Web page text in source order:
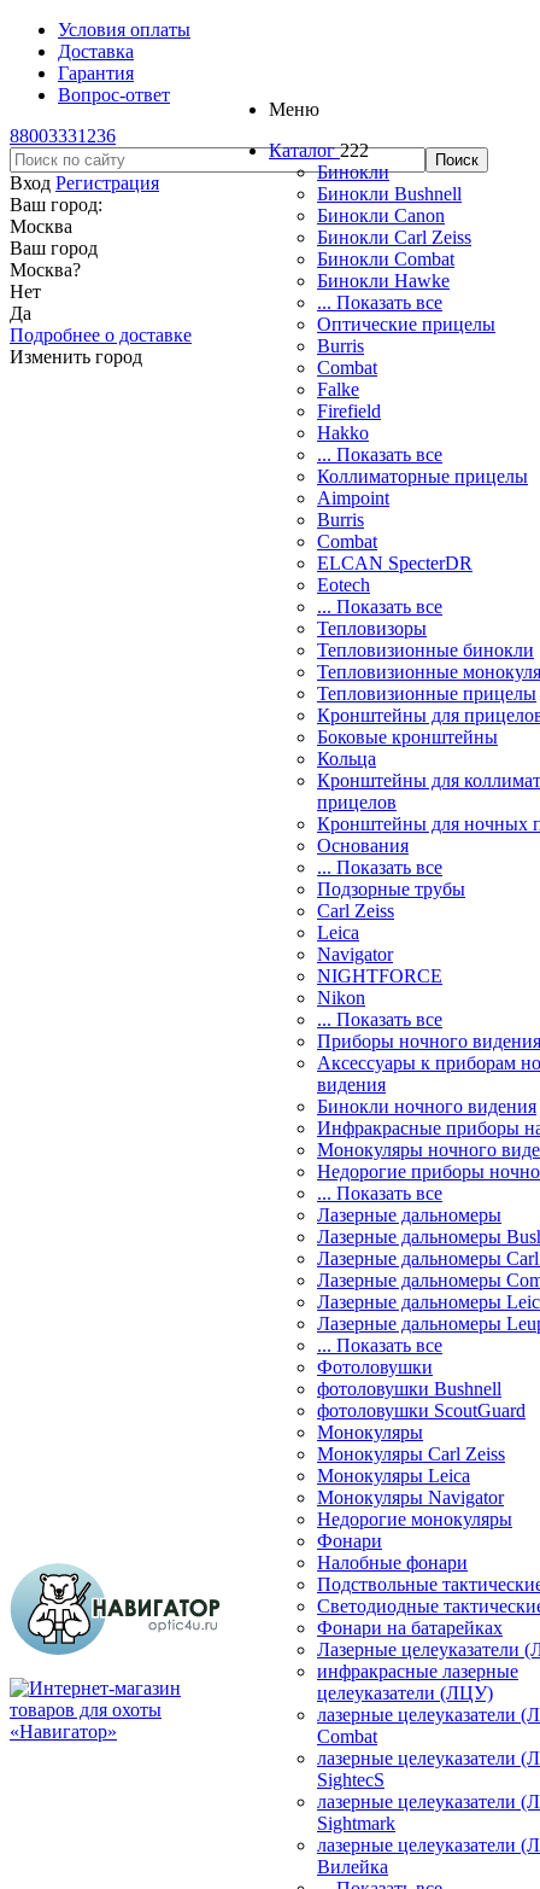
Условия оплаты
Доставка
Гарантия
Вопрос-ответ
88003331236
Вход Регистрация
Ваш город:
Москва
Ваш город
Москва?
Нет
Да
Подробнее о доставке
Изменить город
Меню
Каталог 222
Бинокли
Бинокли Bushnell
Бинокли Canon
Бинокли Carl Zeiss
Бинокли Combat
Бинокли Hawke
... Показать все
Оптические прицелы
Burris
Combat
Falke
Firefield
Hakko
... Показать все
Коллиматорные прицелы
Aimpoint
Burris
Combat
ELCAN SpecterDR
Eotech
... Показать все
Тепловизоры
Тепловизионные бинокли
Тепловизионные
Тепловизионные прицелы
Кронштейны для
Боковые кронштейны
Кольца
Кронштейны для
прицелов
Кронштейны для ночных
Основания
... Показать все
Подзорные трубы
Carl Zeiss
Leica
Navigator
NIGHTFORCE
Nikon
... Показать все
Приборы ночного видения
Аксессуары к приборам
видения
Бинокли ночного видения
Инфракрасные приборы
Монокуляры ночного
Недорогие приборы
... Показать все
Лазерные дальномеры
Лазерные дальномеры
Лазерные дальномеры
Лазерные дальномеры
Лазерные дальномеры
Лазерные дальномеры
... Показать все
Фотоловушки
фотоловушки Bushnell
фотоловушки ScoutGuard
Монокуляры
Монокуляры Carl Zeiss
Монокуляры Leica
Монокуляры Navigator
Недорогие монокуляры
Фонари
Налобные фонари
Подствольные
Светодиодные
Фонари на батарейках
Лазерные целеуказатели
инфракрасные лазерные
целеуказатели (ЛЦУ)
лазерные целеуказатели
Combat
лазерные целеуказатели
SightecS
лазерные целеуказатели
Sightmark
лазерные целеуказатели
Вилейка